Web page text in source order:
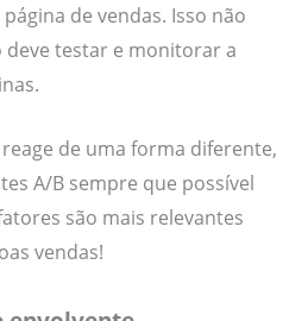
de vendas. Isso não
deve testar e monitorar a
de uma forma diferente,
A/B sempre que possível
são mais relevantes
vendas!